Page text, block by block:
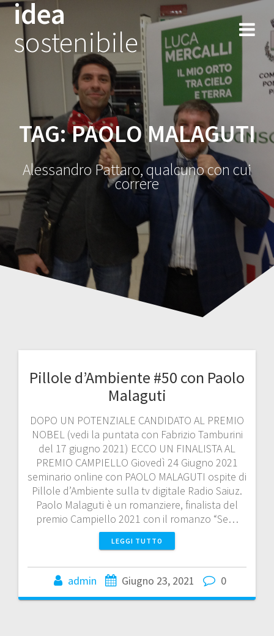
al
contenuto
idea
sostenibile
TAG:PAOLO MALAGUTI
Alessandro Pattaro, qualcuno con cui
correre
Pillole d’Ambiente #50 con Paolo
Malaguti
DOPO UN POTENZIALE CANDIDATO AL PREMIO
NOBEL (vedi la puntata con Fabrizio Tamburini
del 17 giugno 2021) ECCO UN FINALISTA AL
PREMIO CAMPIELLO Giovedì 24 Giugno 2021
seminario online con PAOLO MALAGUTI ospite di
Pillole d’Ambiente sulla tv digitale Radio Saiuz.
Paolo Malaguti è un romanziere, finalista del
premio Campiello 2021 con il romanzo “Se…
LEGGI TUTTO
admin Giugno 23, 2021 0